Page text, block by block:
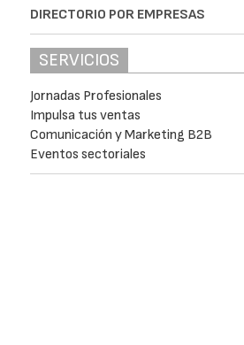
DIRECTORIO POR EMPRESAS
SERVICIOS
Jornadas Profesionales
Impulsa tus ventas
Comunicación y Marketing B2B
Eventos sectoriales